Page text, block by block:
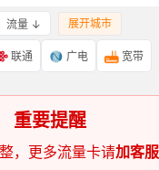
流量 ↓ 展开城市
联通 广电 宽带
重要提醒
，更多流量卡请加客